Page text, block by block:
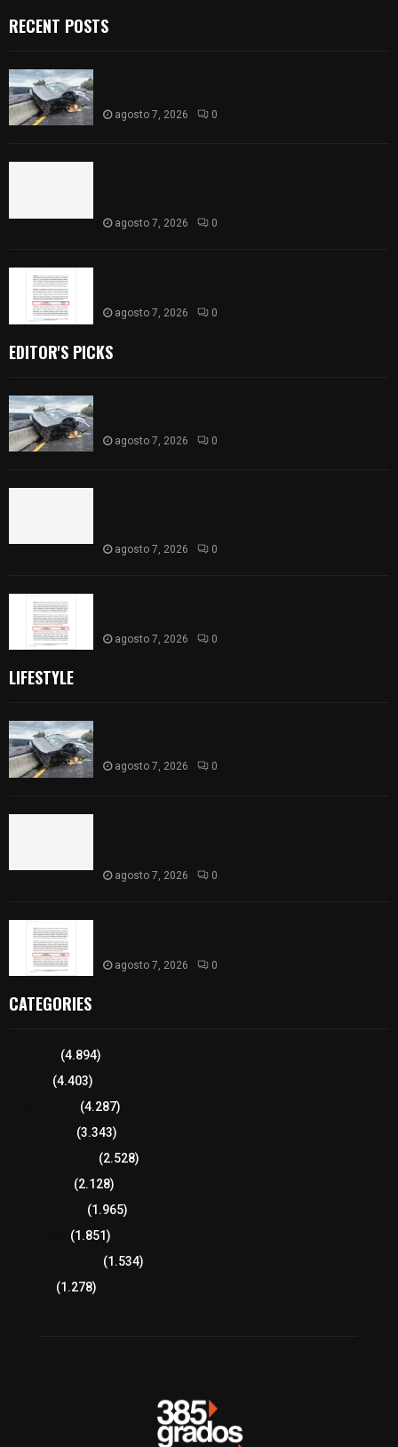
RECENT POSTS
agosto 7, 2026 0
agosto 7, 2026 0
agosto 7, 2026 0
EDITOR'S PICKS
agosto 7, 2026 0
agosto 7, 2026 0
agosto 7, 2026 0
LIFESTYLE
agosto 7, 2026 0
agosto 7, 2026 0
agosto 7, 2026 0
CATEGORIES
(4.894)
(4.403)
(4.287)
(3.343)
(2.528)
(2.128)
(1.965)
(1.851)
(1.534)
(1.278)